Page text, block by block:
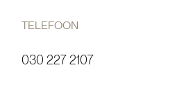
TELEFOON
030 227 2107